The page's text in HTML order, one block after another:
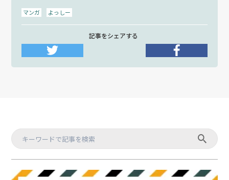
マンガ よっしー
記事をシェアする